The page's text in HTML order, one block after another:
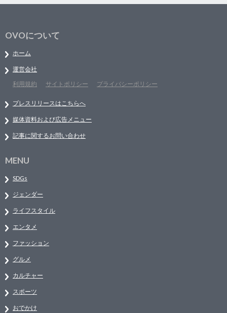
OVOについて
ホーム
運営会社
利用規約
サイトポリシー プライバシーポリシー
プレスリリースはこちらへ
媒体資料および広告メニュー
記事に関するお問い合わせ
MENU
SDGs
ジェンダー
ライフスタイル
エンタメ
ファッション
グルメ
カルチャー
スポーツ
おでかけ